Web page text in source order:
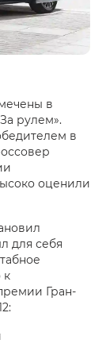
в
рулем».
в
оценили
для себя
к
Гран-